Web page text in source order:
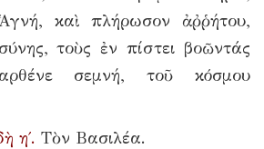
καὶ πλήρωσον ἀῤῥήτου,
τοὺς ἐν πίστει βοῶντάς
σεμνή, τοῦ κόσμου
η΄. Τὸν Βασιλέα.